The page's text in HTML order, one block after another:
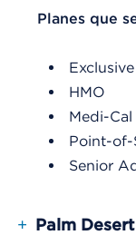
List Header
Planes que
HMO
Medi-
Point-of-
Senior
+ Palm